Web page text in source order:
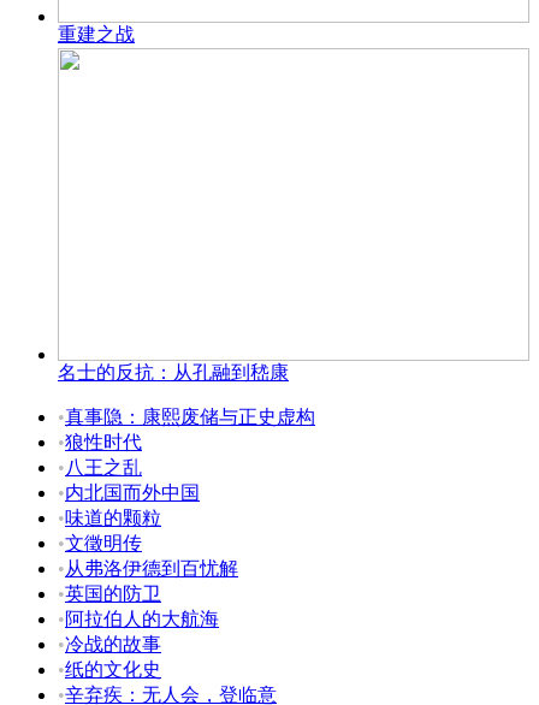
重建之战
名士的反抗：从孔融到嵇康
•真事隐：康熙废储与正史虚构
•狼性时代
•八王之乱
•内北国而外中国
•味道的颗粒
•文徵明传
•从弗洛伊德到百忧解
•英国的防卫
•阿拉伯人的大航海
•冷战的故事
•纸的文化史
•辛弃疾：无人会，登临意